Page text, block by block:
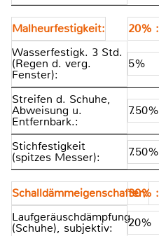
Malheurfestigkeit:
20% :
Wasserfestigk. 3 Std.
(Regen d. verg.
Fenster):
5%
Streifen d. Schuhe,
Abweisung u.
Entfernbark.:
7.50%
Stichfestigkeit
(spitzes Messer): 7.50%
Schalldämmeigenschaften:
30% :
Laufgeräuschdämpfung
(Schuhe), subjektiv: 20%